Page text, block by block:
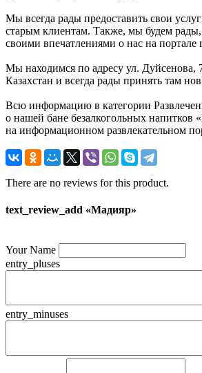
Мы всегда рады предоставить свои
старым клиентам. Также, мы будем
своими впечатлениями о нас на портале
Мы находимся по адресу ул. Дуйсенова,
Казахстан и всегда рады принять там
Всю информацию в категории
о нашей бане безалкогольных напитков
на информационном развлекательном
There are no reviews for this product.
text_review_add «Мадияр»
Your Name
entry_pluses
entry_minuses